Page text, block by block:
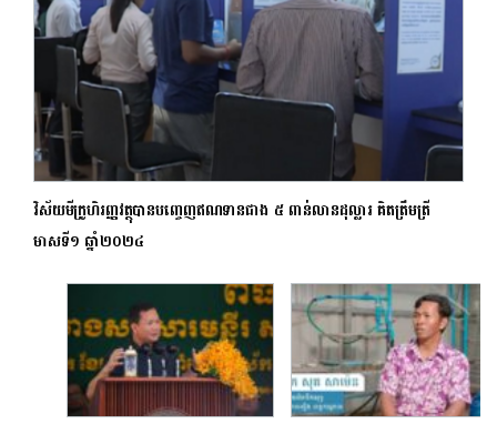
វិស័យមីក្រូហិរញ្ញវត្ថុបានបញ្ចេញឥណទានជាង ៥ ពាន់លានដុល្លារ គិតត្រឹមត្រី
មាសទី១ ឆ្នាំ២០២៤